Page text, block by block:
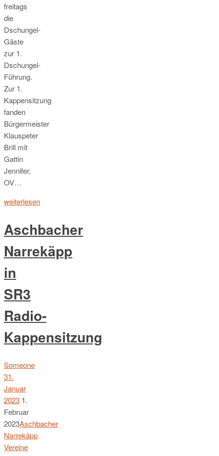
freitags
die
Dschungel-
Gäste
zur 1.
Dschungel-
Führung.
Zur 1.
Kappensitzung
fanden
Bürgermeister
Klauspeter
Brill mit
Gattin
Jennifer,
OV…
weiterlesen
Aschbacher
Narrekäpp
in
SR3
Radio-
Kappensitzung
Someone
31.
Januar
2023 1.
Februar
2023Aschbacher
Narrekäpp,
Vereine